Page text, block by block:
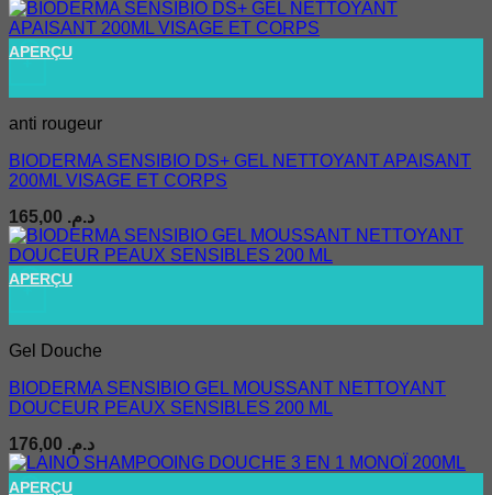
+
APERÇU
anti rougeur
BIODERMA SENSIBIO DS+ GEL NETTOYANT APAISANT
200ML VISAGE ET CORPS
د.م.
+
APERÇU
Gel Douche
BIODERMA SENSIBIO GEL MOUSSANT NETTOYANT
DOUCEUR PEAUX SENSIBLES 200 ML
د.م.
APERÇU